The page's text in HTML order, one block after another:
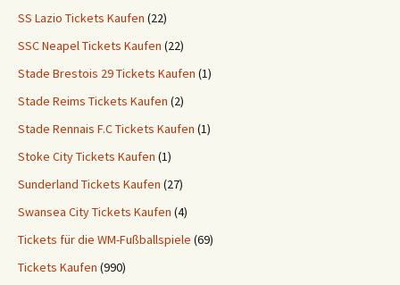
SS Lazio Tickets Kaufen (22)
SSC Neapel Tickets Kaufen (22)
Stade Brestois 29 Tickets Kaufen (1)
Stade Reims Tickets Kaufen (2)
Stade Rennais F.C Tickets Kaufen (1)
Stoke City Tickets Kaufen (1)
Sunderland Tickets Kaufen (27)
Swansea City Tickets Kaufen (4)
Tickets für die WM-Fußballspiele (69)
Tickets Kaufen (990)